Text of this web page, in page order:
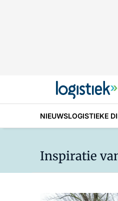
NIEUWSLOGISTIEKE
Inspiratie